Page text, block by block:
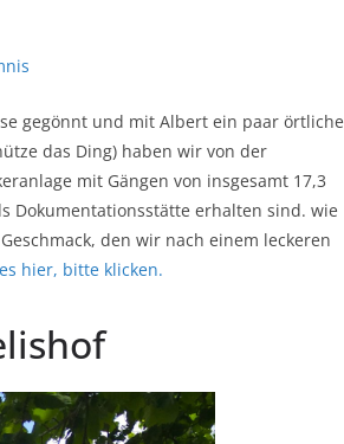
gegönnt und mit Albert ein paar örtliche
das Ding) haben wir von der
mit Gängen von insgesamt 17,3
Dokumentationsstätte erhalten sind. wie
den wir nach einem leckeren
hier, bitte klicken.